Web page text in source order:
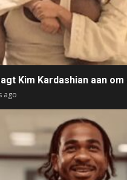
Kim Kardashian aan
ago